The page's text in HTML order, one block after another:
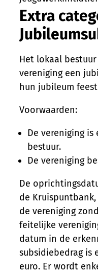
Extra
Het lokaal
vereniging een
hun jubileum
Voorwaarden:
De vereniging
bestuur.
De vereniging
De
de
de vereniging
feitelijke
datum in de
subsidiebedrag is
euro. Er wordt